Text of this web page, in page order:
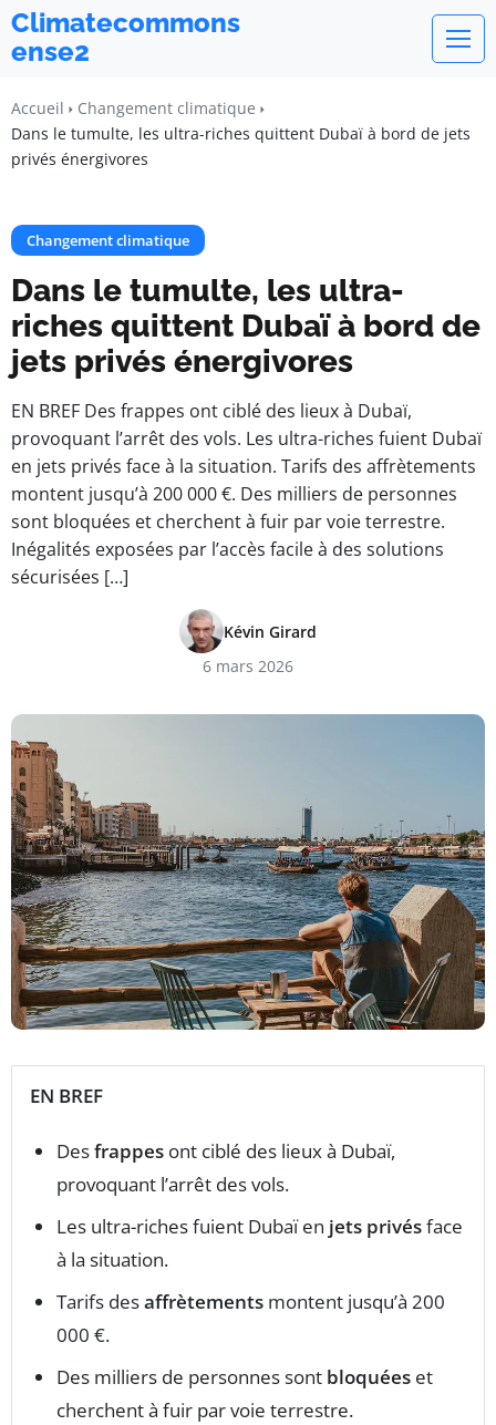
Climatecommons
ense2
Accueil
Changement climatique
Dans le tumulte, les ultra-riches quittent Dubaï à bord de jets
privés énergivores
Changement climatique
Dans le tumulte, les ultra-
riches quittent Dubaï à bord de
jets privés énergivores
EN BREF Des frappes ont ciblé des lieux à Dubaï,
provoquant l’arrêt des vols. Les ultra-riches fuient Dubaï
en jets privés face à la situation. Tarifs des affrètements
montent jusqu’à 200 000 €. Des milliers de personnes
sont bloquées et cherchent à fuir par voie terrestre.
Inégalités exposées par l’accès facile à des solutions
sécurisées […]
Kévin Girard
6 mars 2026
EN BREF
Desfrappes ont ciblé des lieux à Dubaï,
provoquant l’arrêt des vols.
Les ultra-riches fuient Dubaï en jets privésface
à la situation.
Tarifs desaffrètements montent jusqu’à 200
000 €.
Des milliers de personnes sont bloquées et
cherchent à fuir par voie terrestre.